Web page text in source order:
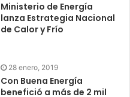
Ministerio de Energía
lanza Estrategia Nacional
de Calor y Frío
28 enero, 2019
Con Buena Energía
benefició a más de 2 mil